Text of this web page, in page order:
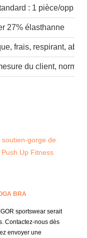
: 1 pièce/opp
27% élasthanne
frais, respirant,
du client,
BRA
sportswear serait
Contactez-nous dès
envoyer une